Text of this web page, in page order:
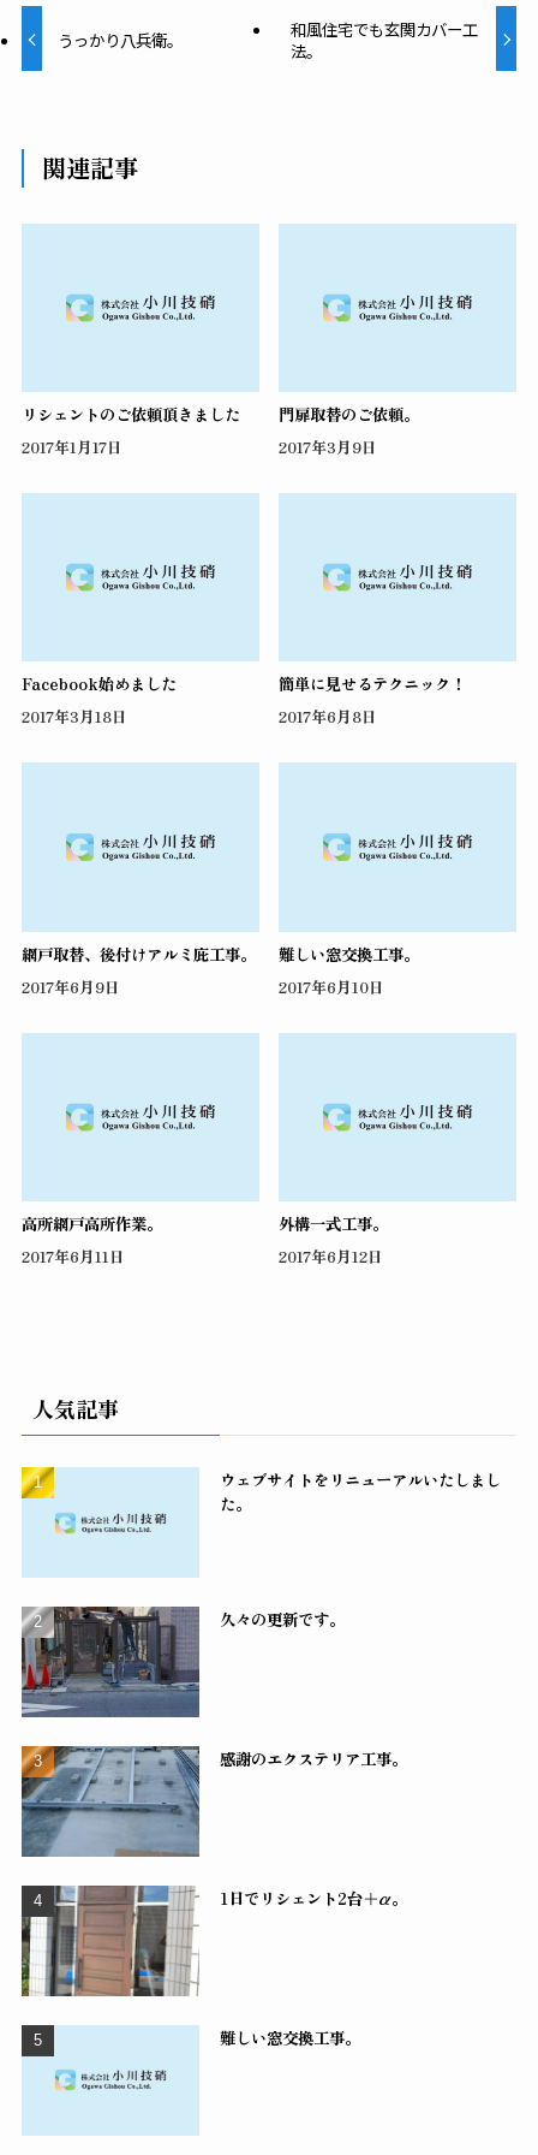
うっかり八兵衛。
和風住宅でも玄関カバー工
法。
関連記事
リシェントのご依頼頂きました
2017年1月17日
門扉取替のご依頼。
2017年3月9日
Facebook始めました
2017年3月18日
簡単に見せるテクニック！
2017年6月8日
網戸取替、後付けアルミ庇工事。
2017年6月9日
難しい窓交換工事。
2017年6月10日
高所網戸高所作業。
2017年6月11日
外構一式工事。
2017年6月12日
人気記事
ウェブサイトをリニューアルいたしまし
た。
久々の更新です。
感謝のエクステリア工事。
1日でリシェント2台＋α。
難しい窓交換工事。